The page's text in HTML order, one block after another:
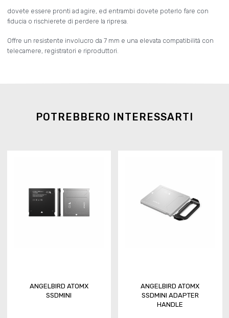
dovete essere pronti ad agire, ed entrambi dovete poterlo fare con
fiducia o rischierete di perdere la ripresa.
Offre un resistente involucro da 7 mm e una elevata compatibilità con
telecamere, registratori e riproduttori.
POTREBBERO INTERESSARTI
ANGELBIRD ATOMX
SSDMINI
ANGELBIRD ATOMX
SSDMINI ADAPTER
HANDLE